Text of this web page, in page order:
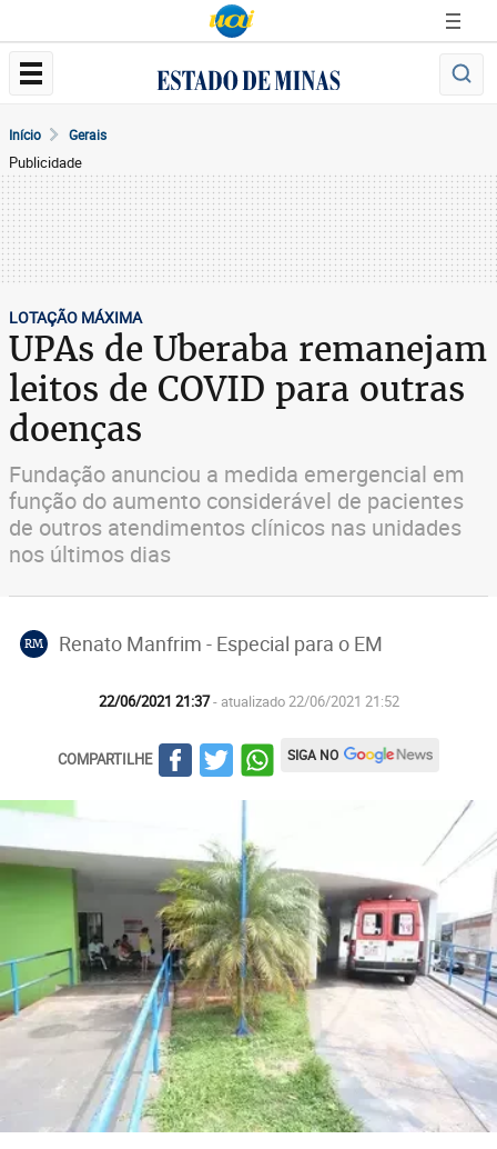
Início Gerais
Publicidade
LOTAÇÃO MÁXIMA
UPAs de Uberaba remanejam
leitos de COVID para outras
doenças
Fundação anunciou a medida emergencial em
função do aumento considerável de pacientes
de outros atendimentos clínicos nas unidades
nos últimos dias
RM Renato Manfrim - Especial para o EM
22/06/2021 21:37- atualizado 22/06/2021 21:52
COMPARTILHE SIGA NO